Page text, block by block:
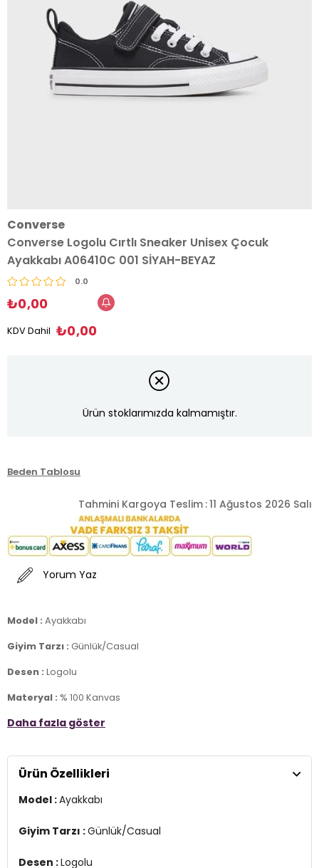
Converse
Converse Logolu Cırtlı Sneaker Unisex Çocuk
Ayakkabı A06410C 001 SİYAH-BEYAZ
0.0
₺0,00
KDV Dahil ₺0,00
Ürün stoklarımızda kalmamıştır.
Beden Tablosu
Tahmini Kargoya Teslim :11 Ağustos 2026 Salı
Yorum Yaz
Model : Ayakkabı
Giyim Tarzı : Günlük/Casual
Desen : Logolu
Materyal : % 100 Kanvas
Kapama Bilgisi :Bağcık ve Cırt Cırtlı
Taban Kalınlığı :2,5 cm
Detay:
Üretim Yeri : Vietnam
Daha fazla göster
Ürün Özellikleri
Model :Ayakkabı
Giyim Tarzı :Günlük/Casual
Desen :Logolu